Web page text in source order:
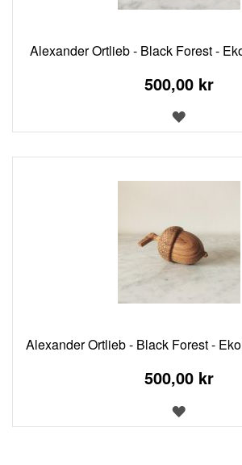
Alexander Ortlieb - Black Forest -
500,00 kr
LÄGG
TILL
Alexander Ortlieb - Black Forest -
500,00 kr
LÄGG
TILL